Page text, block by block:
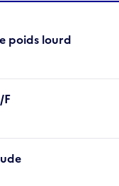
poids lourd
F